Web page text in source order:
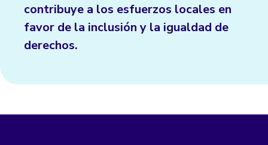
contribuye a los esfuerzos locales en
favor de la inclusión y la igualdad de
derechos.